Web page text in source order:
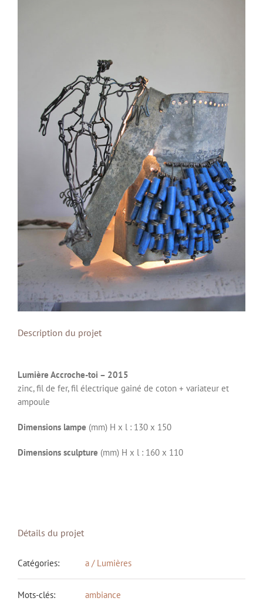
Description du projet
Lumière Accroche-toi – 2015
zinc, fil de fer, fil électrique gainé de coton + variateur et
ampoule
Dimensions lampe (mm) H x l : 130 x 150
Dimensions sculpture (mm) H x l : 160 x 110
Détails du projet
Catégories: a / Lumières
Mots-clés:
ambiance